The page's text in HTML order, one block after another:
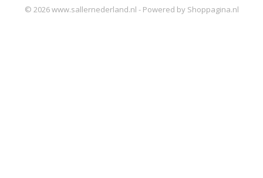
© 2026 www.sallernederland.nl - Powered by Shoppagina.nl